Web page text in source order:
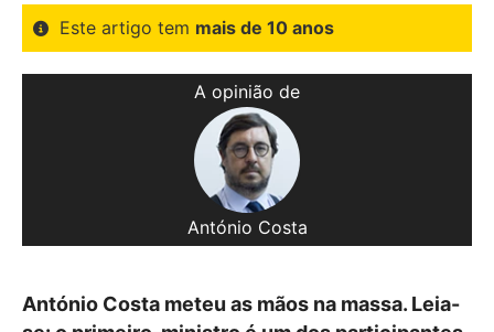
Este artigo tem mais de 10 anos
A opinião de
António Costa
António Costa meteu as mãos na massa. Leia-